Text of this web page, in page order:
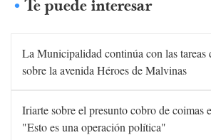
Te puede interesar
La Municipalidad continúa con las tareas
sobre la avenida Héroes de Malvinas
Iriarte sobre el presunto cobro de coimas
"Esto es una operación política"